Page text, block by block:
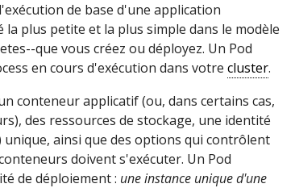
de base d'une application
plus petite et la plus simple dans le modèle
que vous créez ou déployez. Un Pod
en cours d'exécution dans votre cluster.
conteneur applicatif (ou, dans certains cas,
des ressources de stockage, une identité
unique, ainsi que des options qui contrôlent
doivent s'exécuter. Un Pod
de déploiement : une instance unique d'une